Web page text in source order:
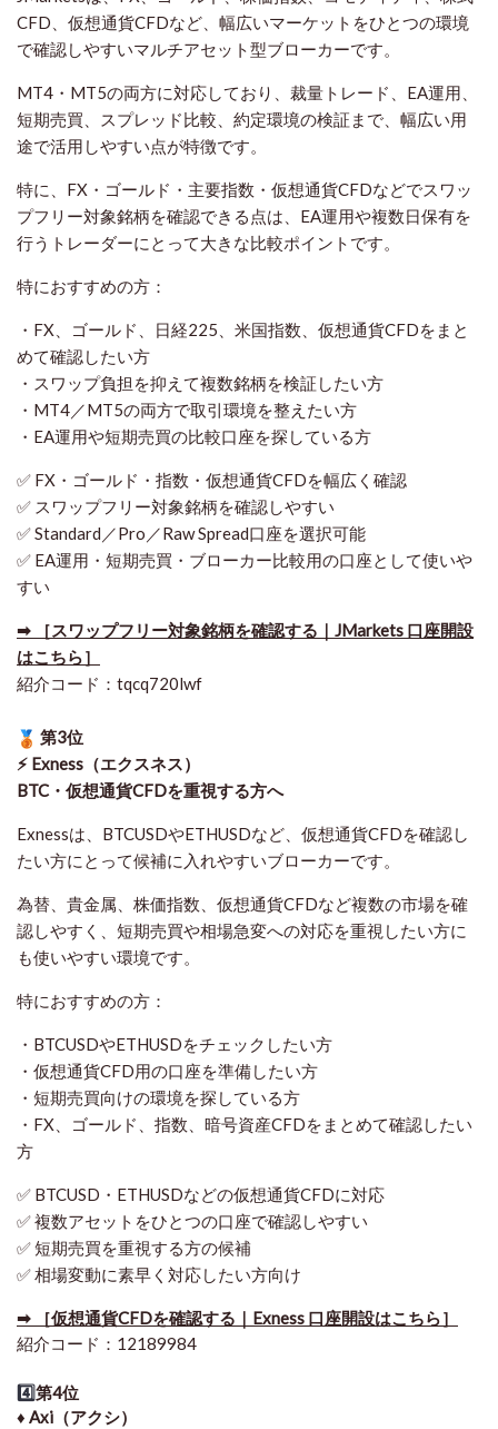
CFD、仮想通貨CFDなど、幅広いマーケットをひとつの環境
で確認しやすいマルチアセット型ブローカーです。
MT4・MT5の両方に対応しており、裁量トレード、EA運用、
短期売買、スプレッド比較、約定環境の検証まで、幅広い用
途で活用しやすい点が特徴です。
特に、FX・ゴールド・主要指数・仮想通貨CFDなどでスワッ
プフリー対象銘柄を確認できる点は、EA運用や複数日保有を
行うトレーダーにとって大きな比較ポイントです。
特におすすめの方：
・FX、ゴールド、日経225、米国指数、仮想通貨CFDをまと
めて確認したい方
・スワップ負担を抑えて複数銘柄を検証したい方
・MT4／MT5の両方で取引環境を整えたい方
・EA運用や短期売買の比較口座を探している方
✅ FX・ゴールド・指数・仮想通貨CFDを幅広く確認
✅ スワップフリー対象銘柄を確認しやすい
✅ Standard／Pro／Raw Spread口座を選択可能
✅ EA運用・短期売買・ブローカー比較用の口座として使いや
すい
➡ ［スワップフリー対象銘柄を確認する｜JMarkets 口座開設
はこちら］
紹介コード：tqcq720lwf
第3位
⚡ Exness（エクスネス）
BTC・仮想通貨CFDを重視する方へ
Exnessは、BTCUSDやETHUSDなど、仮想通貨CFDを確認し
たい方にとって候補に入れやすいブローカーです。
為替、貴金属、株価指数、仮想通貨CFDなど複数の市場を確
認しやすく、短期売買や相場急変への対応を重視したい方に
も使いやすい環境です。
特におすすめの方：
・BTCUSDやETHUSDをチェックしたい方
・仮想通貨CFD用の口座を準備したい方
・短期売買向けの環境を探している方
・FX、ゴールド、指数、暗号資産CFDをまとめて確認したい
方
✅ BTCUSD・ETHUSDなどの仮想通貨CFDに対応
✅ 複数アセットをひとつの口座で確認しやすい
✅ 短期売買を重視する方の候補
✅ 相場変動に素早く対応したい方向け
➡ ［仮想通貨CFDを確認する｜Exness 口座開設はこちら］
紹介コード：12189984
4️⃣第4位
♦️ Axi（アクシ）